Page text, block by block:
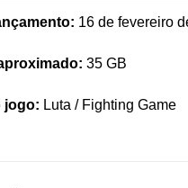
16 de fevereiro
35 GB
jogo: Luta / Fighting Game